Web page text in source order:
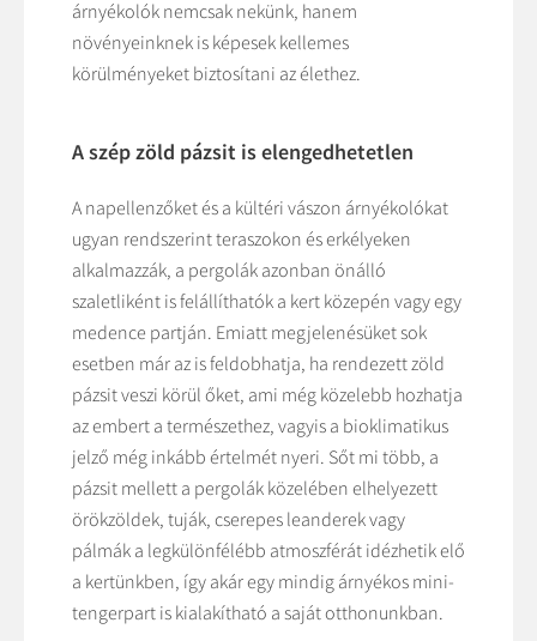
árnyékolók nemcsak nekünk, hanem
növényeinknek is képesek kellemes
körülményeket biztosítani az élethez.
A szép zöld pázsit is elengedhetetlen
A napellenzőket és a kültéri vászon árnyékolókat
ugyan rendszerint teraszokon és erkélyeken
alkalmazzák, a pergolák azonban önálló
szaletliként is felállíthatók a kert közepén vagy egy
medence partján. Emiatt megjelenésüket sok
esetben már az is feldobhatja, ha rendezett zöld
pázsit veszi körül őket, ami még közelebb hozhatja
az embert a természethez, vagyis a bioklimatikus
jelző még inkább értelmét nyeri. Sőt mi több, a
pázsit mellett a pergolák közelében elhelyezett
örökzöldek, tuják, cserepes leanderek vagy
pálmák a legkülönfélébb atmoszférát idézhetik elő
a kertünkben, így akár egy mindig árnyékos mini-
tengerpart is kialakítható a saját otthonunkban.